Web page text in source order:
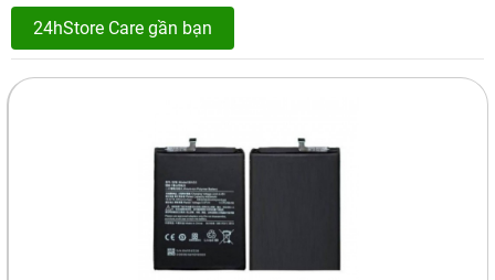
24hStore Care gần bạn